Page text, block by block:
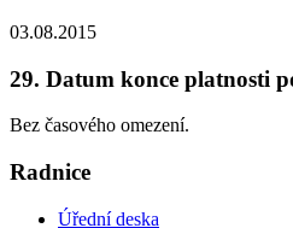
03.08.2015
29. Datum konce platnosti
Bez časového omezení.
Radnice
Úřední deska